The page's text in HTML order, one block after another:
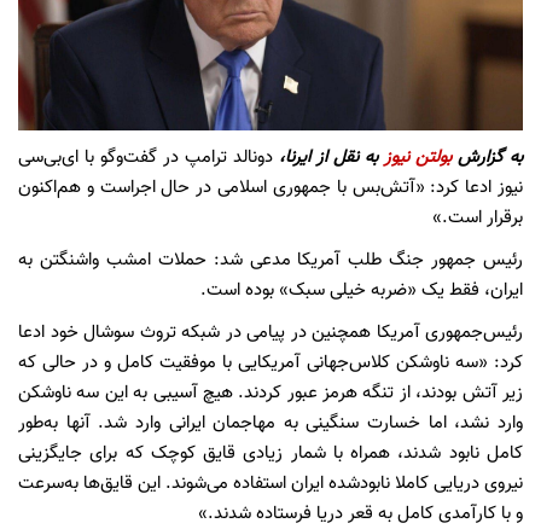
به گزارشبولتن نیوزبه نقل از ایرنا، دونالد ترامپ در گفت‌وگو با ای‌بی‌سی
نیوز ادعا کرد: «آتش‌بس با جمهوری اسلامی در حال اجراست و هم‌اکنون
برقرار است.»
رئیس جمهور جنگ طلب آمریکا مدعی شد: حملات امشب واشنگتن به
ایران، فقط یک «ضربه خیلی سبک» بوده است.
‏رئیس‌جمهوری آمریکا همچنین در پیامی در شبکه تروث سوشال خود ادعا
کرد: «سه ناوشکن کلاس‌جهانی آمریکایی با موفقیت کامل و در حالی که
زیر آتش بودند، از تنگه هرمز عبور کردند. هیچ آسیبی به این سه ناوشکن
وارد نشد، اما خسارت سنگینی به مهاجمان ایرانی وارد شد. آنها به‌طور
کامل نابود شدند، همراه با شمار زیادی قایق کوچک که برای جایگزینی
نیروی دریایی کاملا نابودشده ایران استفاده می‌شوند. این قایق‌ها به‌سرعت
و با کارآمدی کامل به قعر دریا فرستاده شدند.»